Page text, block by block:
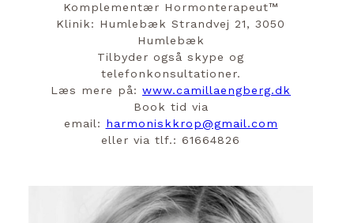
Komplementær Hormonterapeut™️
Klinik: Humlebæk Strandvej 21, 3050
Humlebæk
Tilbyder også skype og
telefonkonsultationer.
Læs mere på: www.camillaengberg.dk
Book tid via
email: harmoniskkrop@gmail.com
eller via tlf.: 61664826